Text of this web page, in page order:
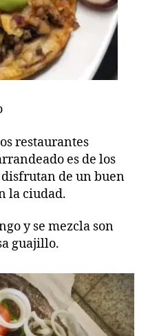
restaurantes
es de los
de un buen
la ciudad.
y se mezcla son
guajillo.